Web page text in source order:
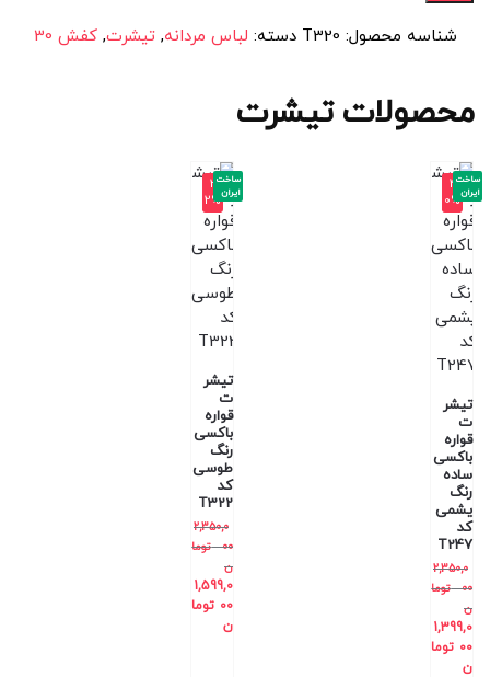
شناسه محصول: T320 دسته: لباس مردانه,تیشرت,کفش 30
محصولات تیشرت
-4
0%
تیشر
ت
قواره
باکسی
ساده
رنگ
یشمی
کد
T247
2,350,0
00
توما
ن
1,399,0
00 توما
ن
ساخت
ایران
-3
2%
تیشر
ت
قواره
باکسی
رنگ
طوسی
کد
T322
2,350,0
00
توما
ن
1,599,0
00 توما
ن
ساخت
ایران